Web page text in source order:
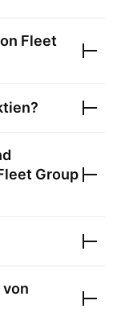
Fleet
Group